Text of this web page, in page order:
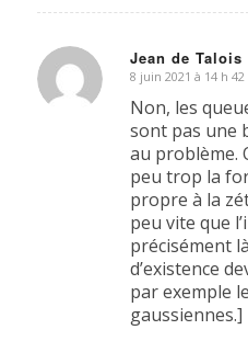
Jean de Talois
dit
:
8 juin 2021 à 14 h
Non, les
sont pas une
au problème.
peu trop la
propre à la
peu vite que
précisément
d’existence
par exemple
gaussiennes.]